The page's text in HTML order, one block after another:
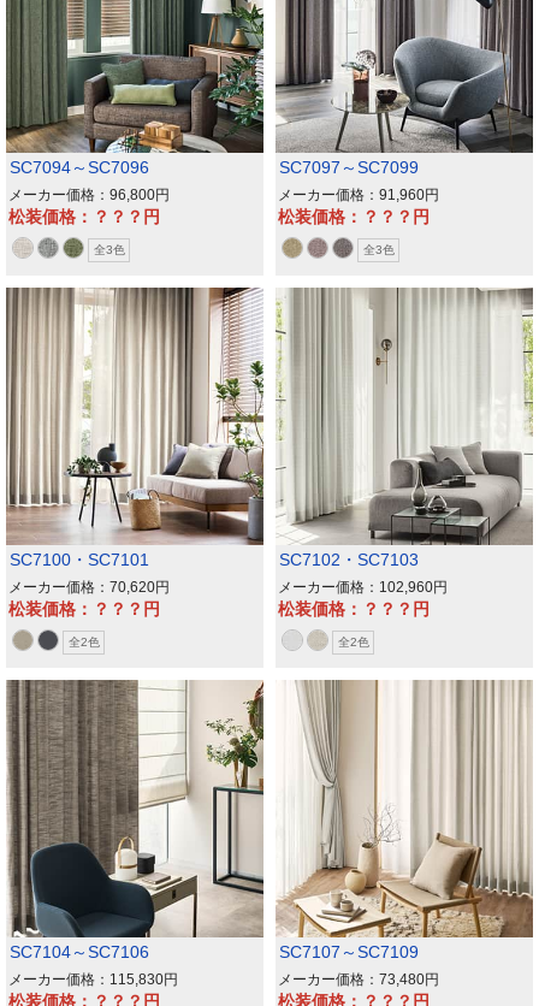
SC7094～SC7096
メーカー価格：96,800
松装価格：？？？
全3色
SC7097～SC7099
メーカー価格：91,960
松装価格：？？？
全3色
SC7100・SC7101
メーカー価格：70,620
松装価格：？？？
全2色
SC7102・SC7103
メーカー価格：102,960
松装価格：？？？
全2色
SC7104～SC7106
メーカー価格：115,830
松装価格：？？？
SC7107～SC7109
メーカー価格：73,480
松装価格：？？？